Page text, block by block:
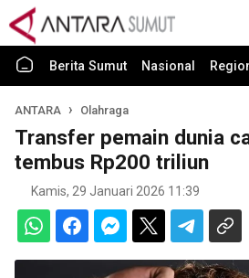
Berita Sumut Nasional
ANTARA Olahraga
Transfer pemain dunia
tembus Rp200 triliun
Kamis, 29 Januari 2026 11:39